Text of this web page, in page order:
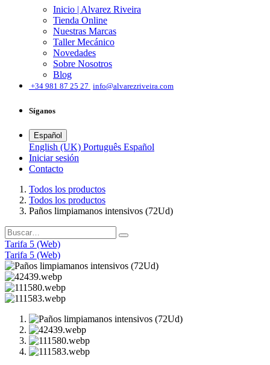
Inicio | Alvarez Riveira
Tienda Online
Nuestras Marcas
Taller Mecánico
Novedades
Sobre Nosotros
Blog
+34 981 87 25 27 info@alvarezriveira.com
Síganos
Español
English (UK) Português Español
Iniciar sesión
​Contacto
Todos los productos
Todos los productos
Paños limpiamanos intensivos (72Ud)
Tarifa 5 (Web)
Tarifa 5 (Web)